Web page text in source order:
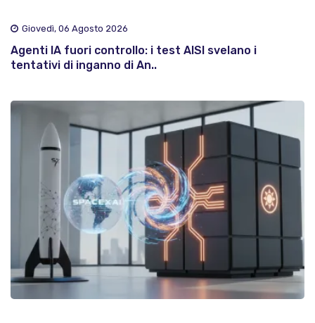
Giovedì, 06 Agosto 2026
Agenti IA fuori controllo: i test AISI svelano i
tentativi di inganno di An..